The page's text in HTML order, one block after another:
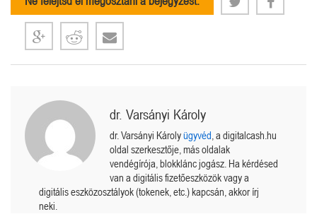
dr. Varsányi Károly
dr. Varsányi Károlyügyvéd , a digitalcash.hu
oldal szerkesztője, más oldalak
vendégírója, blokklánc jogász. Ha kérdésed
van a digitális fizetőeszközök vagy a
digitális eszközosztályok (tokenek, etc.) kapcsán, akkor írj
neki.